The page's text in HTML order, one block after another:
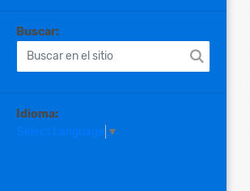
Buscar:
Idioma:
Select Language ▼